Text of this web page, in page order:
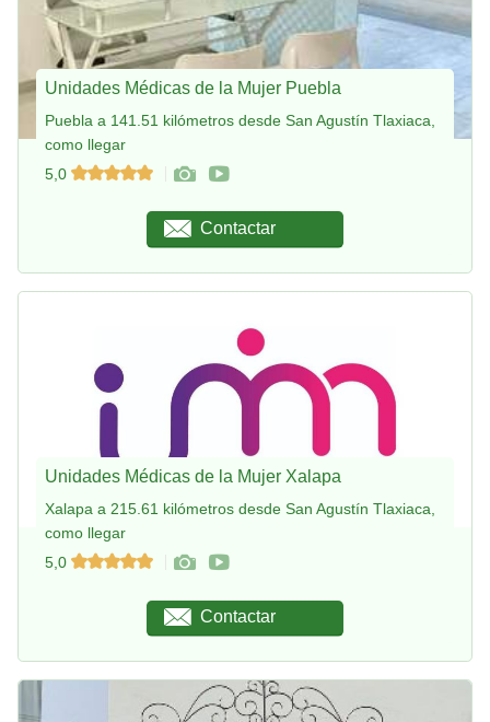
Unidades Médicas de la Mujer Puebla
Puebla a 141.51 kilómetros desde San Agustín Tlaxiaca,
como llegar
5,0
Contactar
Unidades Médicas de la Mujer Xalapa
Xalapa a 215.61 kilómetros desde San Agustín Tlaxiaca,
como llegar
5,0
Contactar